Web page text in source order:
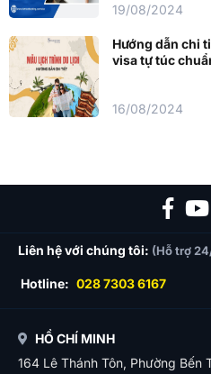
19/08/2024
Hướng dẫn chi
visa tự túc
16/08/2024
Liên hệ với chúng tôi: (Hỗ trợ
Hotline: 028 7303 6167
HỒ CHÍ MINH
164 Lê Thánh Tôn, Phường Bến